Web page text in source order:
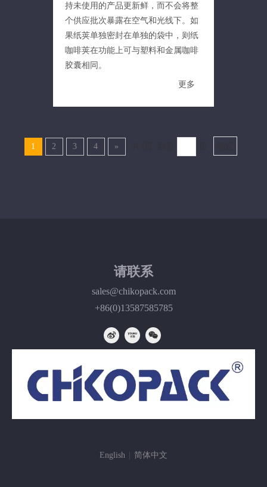
持未使用的产品更新鲜，而不会将整
个供应批次暴露在空气和光线下。如
果纸荚单独密封在单独的袋中，则纸
咖啡荚在功能上可与塑料和金属咖啡
胶囊相同。
更多
1 2 3 4 »
请联系
sales@chikopack.com
+86(0)13587585785
English 简体中文